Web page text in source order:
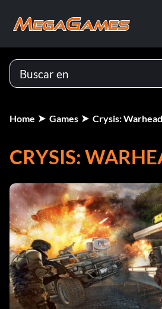
Home Games Crysis: Warhead
CRYSIS: